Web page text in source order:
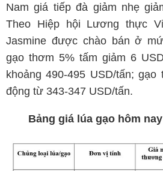
Nam giá tiếp đà giảm nhẹ
Theo Hiệp hội Lương thực
Jasmine được chào bán ở
gạo thơm 5% tấm giảm 6
khoảng 490-495 USD/tấn;
động từ 343-347 USD/tấn.
Bảng giá lúa gạo hôm